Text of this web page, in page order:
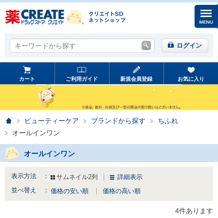
キーワードから探す
キーワードから探す ログイン
カート ご利用ガイド 新規会員登録 お気に入り
ホームビューティーケア ブランドから探す
ちふれ
オールインワン
オールインワン
表示方法 ： サムネイル2列
詳細表示
並べ替え ： 価格の安い順 価格の高い順
4件あります